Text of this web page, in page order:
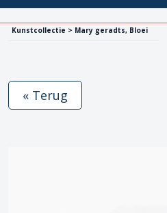
Kunstcollectie > Mary geradts, Bloei
« Terug